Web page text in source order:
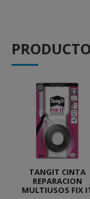
TANGIT CINTA
REPARACION
MULTIUSOS FIX